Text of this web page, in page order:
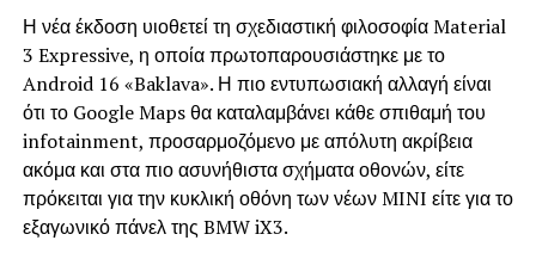
Η νέα έκδοση υιοθετεί τη σχεδιαστική φιλοσοφία Material
3 Expressive, η οποία πρωτοπαρουσιάστηκε με το
Android 16 «Baklava». Η πιο εντυπωσιακή αλλαγή είναι
ότι το Google Maps θα καταλαμβάνει κάθε σπιθαμή του
infotainment, προσαρμοζόμενο με απόλυτη ακρίβεια
ακόμα και στα πιο ασυνήθιστα σχήματα οθονών, είτε
πρόκειται για την κυκλική οθόνη των νέων MINI είτε για το
εξαγωνικό πάνελ της BMW iX3.